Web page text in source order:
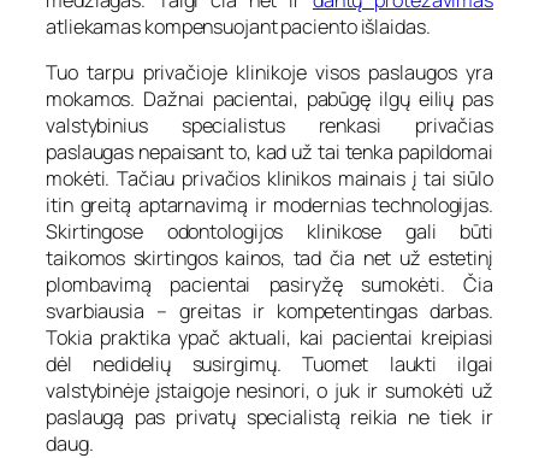
atliekamas kompensuojant paciento išlaidas.
Tuo tarpu privačioje klinikoje visos paslaugos yra
mokamos. Dažnai pacientai, pabūgę ilgų eilių pas
valstybinius specialistus renkasi privačias
paslaugas nepaisant to, kad už tai tenka papildomai
mokėti. Tačiau privačios klinikos mainais į tai siūlo
itin greitą aptarnavimą ir modernias technologijas.
Skirtingose odontologijos klinikose gali būti
taikomos skirtingos kainos, tad čia net už estetinį
plombavimą pacientai pasiryžę sumokėti. Čia
svarbiausia – greitas ir kompetentingas darbas.
Tokia praktika ypač aktuali, kai pacientai kreipiasi
dėl nedidelių susirgimų. Tuomet laukti ilgai
valstybinėje įstaigoje nesinori, o juk ir sumokėti už
paslaugą pas privatų specialistą reikia ne tiek ir
daug.